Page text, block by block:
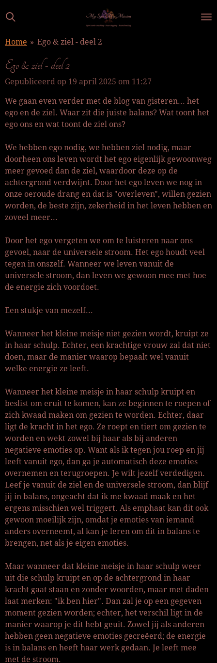
direct
de
hoofdinhoud
Home » Ego & ziel - deel 2
Ego & ziel - deel 2
Gepubliceerd op 19 april 2025 om 11:27
We gaan even verder met de blog van gisteren... het
ego en de ziel. Waar zit die juiste balans? Wat toont het
ego ons en wat toont de ziel ons?
We hebben ego nodig, we hebben ziel nodig, maar
doorheen ons leven wordt het ego eigenlijk gewoonweg
meer gevoed dan de ziel, waardoor deze op de
achtergrond verdwijnt. Door het ego leven we nog in
onze oeroude drang en dat is "overleven", willen gezien
worden, de beste zijn, zekerheid in het leven hebben en
zoveel meer...
Door het ego vergeten we om te luisteren naar ons
gevoel, naar de universele stroom. Het ego houdt veel
tegen in onszelf. Wanneer we leven vanuit de
universele stroom, dan leven we gewoon mee met hoe
de energie zich voordoet.
Een stukje van mezelf...
Wanneer het kleine meisje niet gezien wordt, kruipt ze
in haar schulp. Echter, een krachtige vrouw zal dat niet
doen, maar de manier waarop bepaalt wel vanuit
welke energie ze leeft.
Wanneer het kleine meisje in haar schulp kruipt en
beslist om eruit te komen, kan ze beginnen te roepen of
zich kwaad maken om gezien te worden. Echter, daar
ligt de kracht in het ego. Ze roept en tiert om gezien te
worden en wekt zowel bij haar als bij anderen
negatieve emoties op. Want als ik tegen jou roep en jij
leeft vanuit ego, dan ga je automatisch deze emoties
overnemen en terugroepen. Je wilt jezelf verdedigen.
Leef je vanuit de ziel en de universele stroom, dan blijf
jij in balans, ongeacht dat ik me kwaad maak en het
ergens misschien wel triggert. Als emphaat kan dit ook
gewoon moeilijk zijn, omdat je emoties van iemand
anders overneemt, al kan je leren om dit in balans te
brengen, net als je eigen emoties.
Maar wanneer dat kleine meisje in haar schulp weer
uit die schulp kruipt en op de achtergrond in haar
kracht gaat staan en zonder woorden, maar met daden
laat merken: "ik ben hier". Dan zal je op een gegeven
moment gezien worden; echter, het verschil ligt in de
manier waarop je dit hebt geuit. Zowel jij als anderen
hebben geen negatieve emoties gecreëerd; de energie
is in balans en heeft haar werk gedaan. Je leeft mee
met de stroom.